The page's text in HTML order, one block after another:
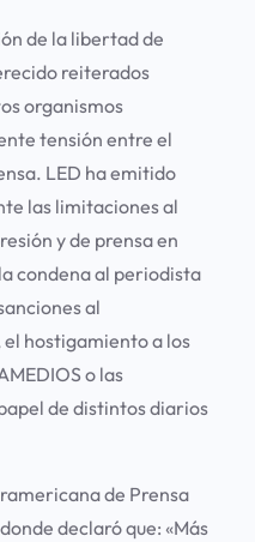
de la libertad de
reiterados
organismos
tensión entre el
LED ha emitido
las limitaciones al
y de prensa en
condena al periodista
al
hostigamiento a los
o las
de distintos diarios
de Prensa
declaró que: «Más